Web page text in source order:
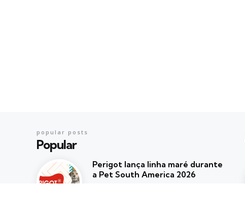
Popular
popular posts
Perigot lança linha maré durante
a Pet South America 2026